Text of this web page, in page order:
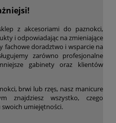
z akcesoriami do paznokci,
i odpowiadając na zmieniające
fachowe doradztwo i wsparcie na
zarówno profesjonalne
gabinety oraz klientów
brwi lub rzęs, nasz manicure
wszystko, czego
umiejętności.